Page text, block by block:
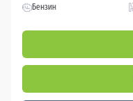
Бензин